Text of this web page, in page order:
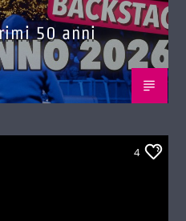
50 anni
4